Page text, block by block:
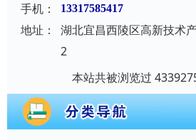
手机：
13317585417
地址：
湖北宜昌西陵区高新技术
2
本站共被浏览过